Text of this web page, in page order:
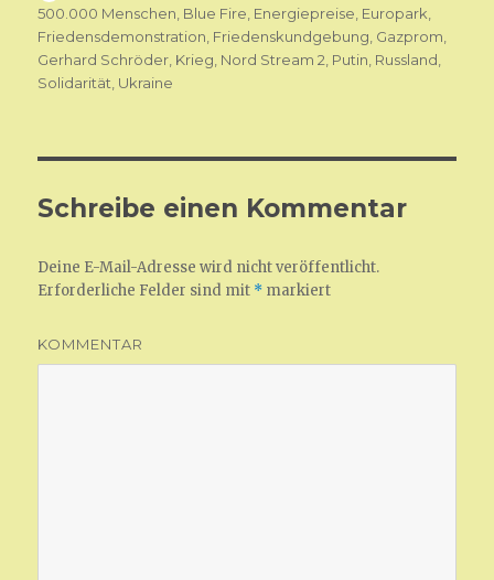
am
500.000 Menschen Blue Fire Energiepreise Europark
Friedensdemonstration Friedenskundgebung Gazprom
Gerhard Schröder Krieg Nord Stream 2 Putin Russland
Solidarität Ukraine
Schreibe einen Kommentar
Deine E-Mail-Adresse wird nicht veröffentlicht.
Erforderliche Felder sind mit * markiert
KOMMENTAR